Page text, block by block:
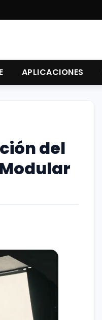
APLICACIONES
del